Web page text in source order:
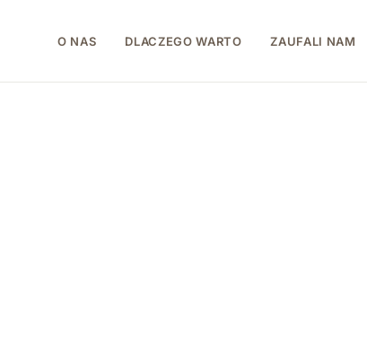
O NAS DLACZEGO WARTO ZAUFALI NAM